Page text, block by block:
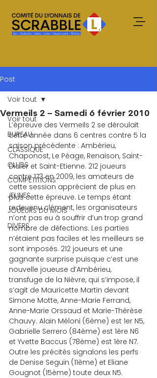
Post
Voir tout
BUREAU
CLASSIQUE
CLUBS
COMPETITIONS
JEUNES
JOUEURS DU MOIS
DIVERS
Voir tout
Vermeils 2 – Samedi 6 février 2010
L’épreuve des Vermeils 2 se déroulait
cette année dans 6 centres contre 5 la
saison précédente : Ambérieu,
Chaponost, Le Péage, Renaison, Saint-
Didier et Saint-Etienne. 212 joueurs
contre 173 en 2009, les amateurs de
cette session apprécient de plus en
plus cette épreuve. Le temps étant
redevenu clément, les organisateurs
n’ont pas eu à souffrir d’un trop grand
nombre de défections. Les parties
n’étaient pas faciles et les meilleurs se
sont imposés. 212 joueurs et une
gagnante surprise puisque c’est une
nouvelle joueuse d’Ambérieu,
transfuge de la Nièvre, qui s’impose, il
s’agit de Mauricette Martin devant
Simone Motte, Anne-Marie Ferrand,
Anne-Marie Orssaud et Marie-Thérèse
Chauvy. Alain Méloni (6ème) est 1er N5,
Gabrielle Serrero (84ème) est 1ère N6
et Yvette Baccus (78ème) est 1ère N7.
Outre les précités signalons les perfs
de Denise Seguin (11ème) et Eliane
Gougnot (15ème) toute deux N5.